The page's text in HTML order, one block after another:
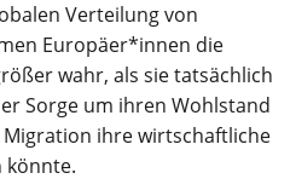
Verteilung von
Europäer*innen die
wahr, als sie tatsächlich
Sorge um ihren Wohlstand
ihre wirtschaftliche
könnte.